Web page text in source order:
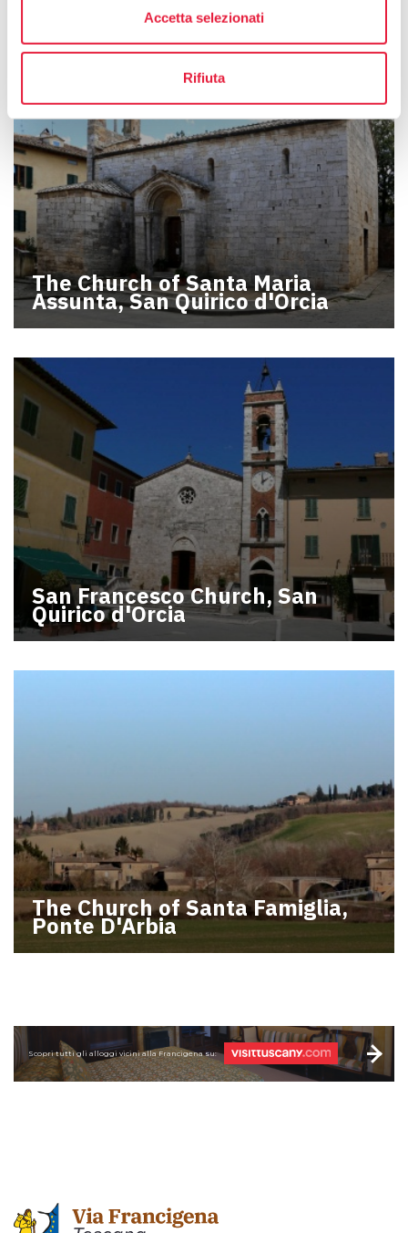
Accetta selezionati
Rifiuta
The Church of Santa Maria
Assunta, San Quirico d'Orcia
San Francesco Church, San
Quirico d'Orcia
The Church of Santa Famiglia,
Ponte D'Arbia
Scopri tutti gli alloggi vicini alla Francigena su: